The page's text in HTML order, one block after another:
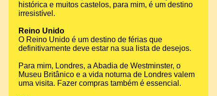
histórica e muitos castelos, para mim, é um destino
irresistível.
Reino Unido
O Reino Unido é um destino de férias que
definitivamente deve estar na sua lista de desejos.
Para mim, Londres, a Abadia de Westminster, o
Museu Britânico e a vida noturna de Londres valem
uma visita. Fazer compras também é essencial.